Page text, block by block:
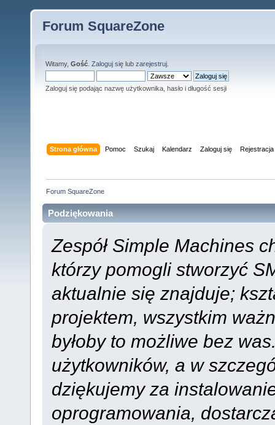
Forum SquareZone
Witamy, Gość Zaloguj się lub zarejestruj
Zaloguj się podając nazwę użytkownika, hasło i długość sesji
Strona główna Pomoc Szukaj Kalendarz Zaloguj się Rejestracja
Forum SquareZone
Podziękowania
Zespół Simple Machines
którzy pomogli stworzyć
aktualnie się znajduje;
projektem, wszystkim
byłoby to możliwe bez
użytkowników, a w
dziękujemy za
oprogramowania,